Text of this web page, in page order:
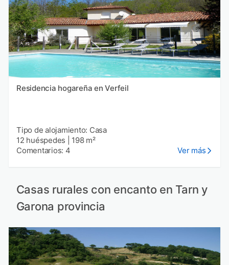
Residencia hogareña en Verfeil
Tipo de alojamiento: Casa
12 huéspedes
198 m²
Comentarios: 4
Ver más
Casas rurales con encanto en Tarn y
Garona provincia